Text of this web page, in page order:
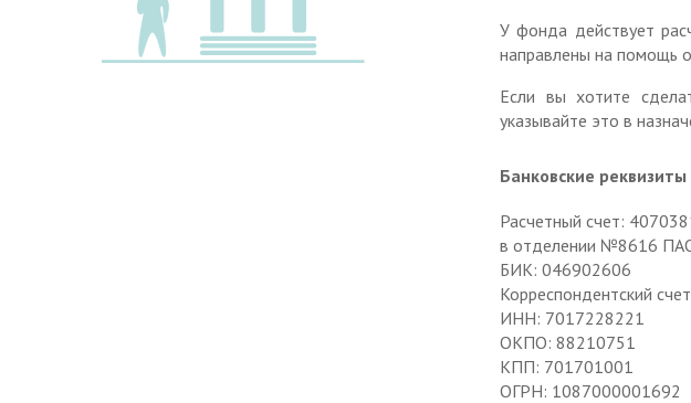
У фонда действует
направлены на помощь
Если вы хотите
указывайте это в
Банковские
Расчетный счет:
в отделении №8616 ПАО
БИК: 046902606
Корреспондентский
ИНН: 7017228221
ОКПО: 88210751
КПП: 701701001
ОГРН: 1087000001692